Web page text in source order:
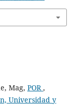
Mag, POR ,
Universidad y